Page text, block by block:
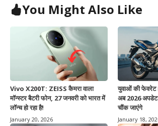
You Might Also Like
Vivo X200T: ZEISS कैमरा वाला
मॉन्स्टर बैटरी फोन, 27 जनवरी को भारत में
लॉन्च हो रहा है!
January 20, 2026
युवाओं की
अब 2026
चौंक जाएंगे
January 18,